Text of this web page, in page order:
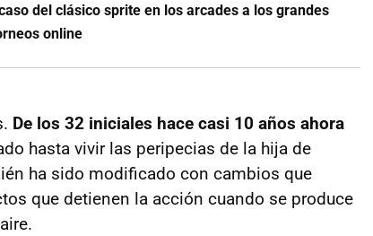
del clásico sprite en los arcades a los grandes
online
De los 32 iniciales hace casi 10 años ahora
hasta vivir las peripecias de la hija de
ha sido modificado con cambios que
que detienen la acción cuando se produce